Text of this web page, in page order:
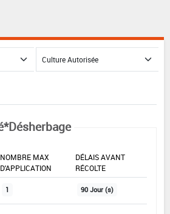
NOMBRE MAX
D'APPLICATION
DÉLAIS AVANT
RÉCOLTE
1 90 Jour (s)